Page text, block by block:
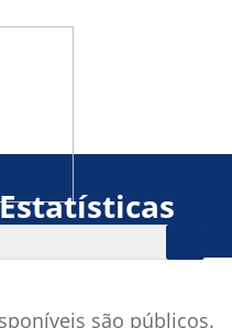
são públicos.